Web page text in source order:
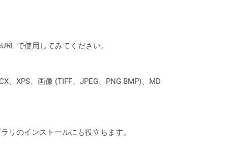
で使用してみてください。
XPS、画像 (TIFF、JPEG、PNG BMP)、MD
リのインストールにも役立ちます。